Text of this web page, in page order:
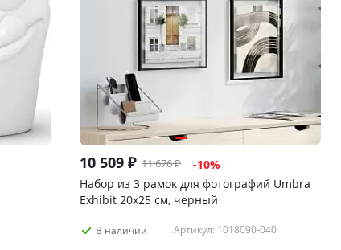
10 509 ₽ 11 676₽ -10%
Набор из 3 рамок для фотографий Umbra
Exhibit 20х25 см, черный
В наличии Артикул: 1018090-040